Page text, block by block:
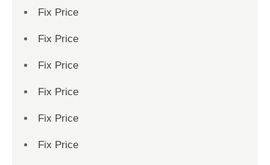
Fix Price
Fix Price
Fix Price
Fix Price
Fix Price
Fix Price